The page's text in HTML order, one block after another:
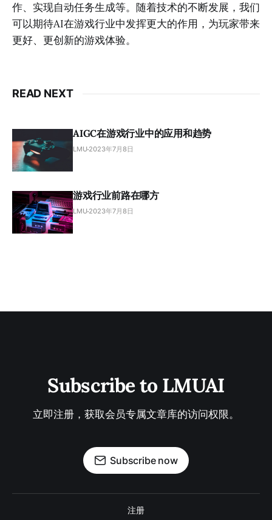
作、实现自动任务生成等。随着技术的不断发展，我们
可以期待AI在游戏行业中发挥更大的作用，为玩家带来
更好、更创新的游戏体验。
READ NEXT
AIGC在游戏行业中的应用和趋势
LMU 2023年7月8日
游戏行业前路在哪方
LMU 2023年7月8日
Subscribe to LMUAI
立即注册，获取会员专属文章库的访问权限。
Subscribe now
注册